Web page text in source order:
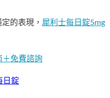
的表現， 犀利士每日錠5mg
＋免費諮詢
日錠